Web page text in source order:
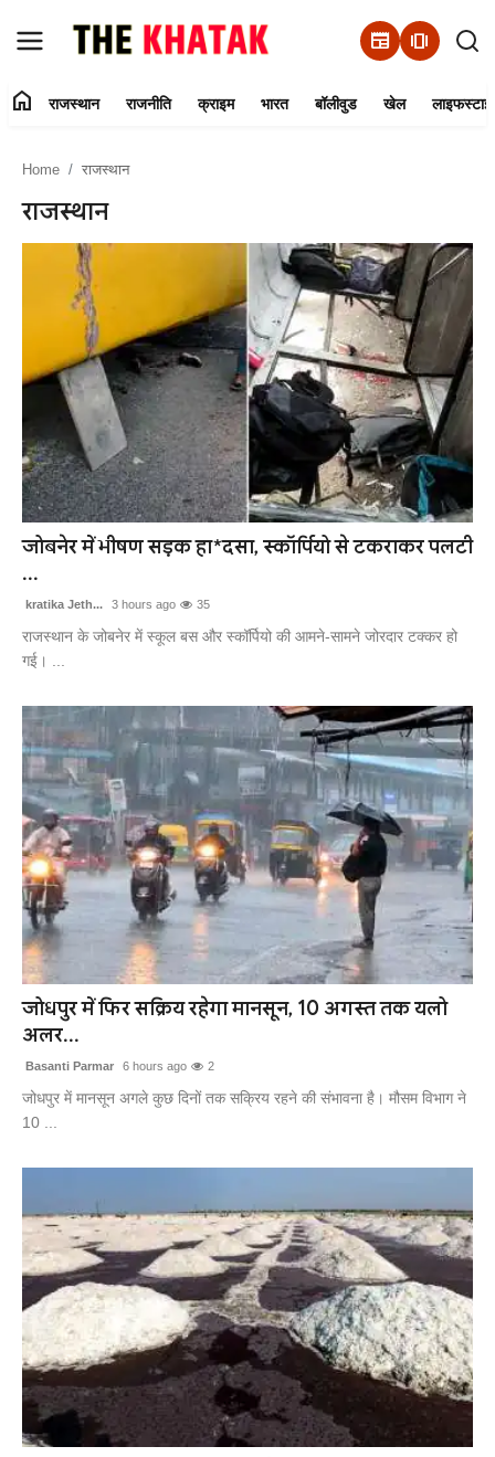
newspaper amp_stories
राजस्थान
राजनीति
क्राइम
बॉलीवुड
खेल
लाइफस्टाइल
अंतर्राष्ट्रीय
home राजस्थान राजनीति क्राइम भारत बॉलीवुड खेल
Home राजस्थान
राजस्थान
जोबनेर में भीषण सड़क हा*दसा, स्कॉर्पियो से टकराकर पलटी
...
kratika Jeth... 3 hours ago 35
राजस्थान के जोबनेर में स्कूल बस और स्कॉर्पियो की आमने-सामने जोरदार टक्कर हो
गई। ...
जोधपुर में फिर सक्रिय रहेगा मानसून, 10 अगस्त तक यलो
अलर...
Basanti Parmar 6 hours ago 2
जोधपुर में मानसून अगले कुछ दिनों तक सक्रिय रहने की संभावना है। मौसम विभाग ने
10 ...